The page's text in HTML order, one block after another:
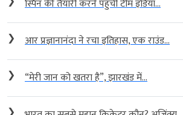
स्पिन की तैयारी करने पहुंची टीम इंडिया...
❯ आर प्रज्ञानानंदा ने रचा इतिहास, एक राउंड...
❯ “मेरी जान को खतरा है”, झारखंड में...